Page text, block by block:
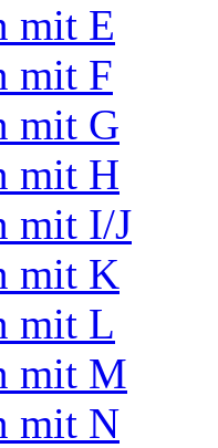
mit E
mit F
mit G
mit H
mit I/J
mit K
mit L
mit M
mit N